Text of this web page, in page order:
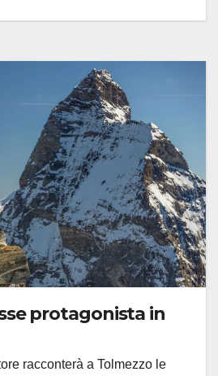
protagonista in
racconterà a Tolmezzo le